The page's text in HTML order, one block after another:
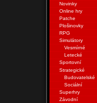
Novinky
Online hry
Patche
Plošinovky
RPG
Simulátory
Vesmírné
Letecké
Sportovní
Strategické
Budovatelské
Sociální
Superhry
Závodní